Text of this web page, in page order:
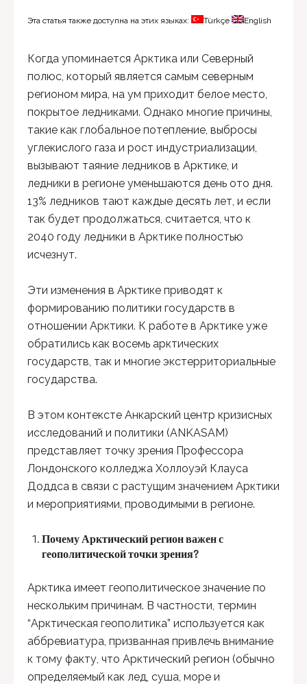
Эта статья также доступна на этих языках: Türkçe English
Когда упоминается Арктика или Северный
полюс, который является самым северным
регионом мира, на ум приходит белое место,
покрытое ледниками. Однако многие причины,
такие как глобальное потепление, выбросы
углекислого газа и рост индустриализации,
вызывают таяние ледников в Арктике, и
ледники в регионе уменьшаются день ото дня.
13% ледников тают каждые десять лет, и если
так будет продолжаться, считается, что к
2040 году ледники в Арктике полностью
исчезнут.
Эти изменения в Арктике приводят к
формированию политики государств в
отношении Арктики. К работе в Арктике уже
обратились как восемь арктических
государств, так и многие экстерриториальные
государства.
В этом контексте Анкарский центр кризисных
исследований и политики (ANKASAM)
представляет точку зрения Профессора
Лондонского колледжа Холлоуэй Клауса
Доддса в связи с растущим значением Арктики
и мероприятиями, проводимыми в регионе.
Почему Арктический регион важен с
геополитической точки зрения?
Арктика имеет геополитическое значение по
нескольким причинам. В частности, термин
“Арктическая геополитика” используется как
аббревиатура, призванная привлечь внимание
к тому факту, что Арктический регион (обычно
определяемый как лед, суша, море и